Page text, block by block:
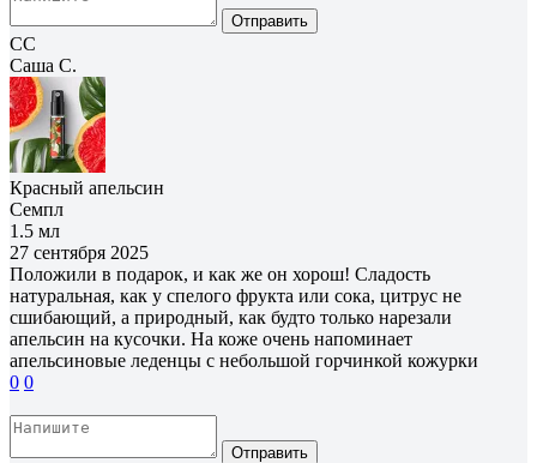
Отправить
СС
Саша С.
Красный апельсин
Семпл
1.5 мл
27 сентября 2025
Положили в подарок, и как же он хорош! Сладость
натуральная, как у спелого фрукта или сока, цитрус не
сшибающий, а природный, как будто только нарезали
апельсин на кусочки. На коже очень напоминает
апельсиновые леденцы с небольшой горчинкой кожурки
0 0
Отправить